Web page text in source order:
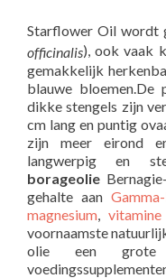
Starflower Oil wordt
officinalis), ook vaak
gemakkelijk
blauwe
dikke stengels zijn
cm lang en puntig
zijn meer eirond
langwerpig en
borageolie
gehalte aan
magnesium,
voornaamste
olie een